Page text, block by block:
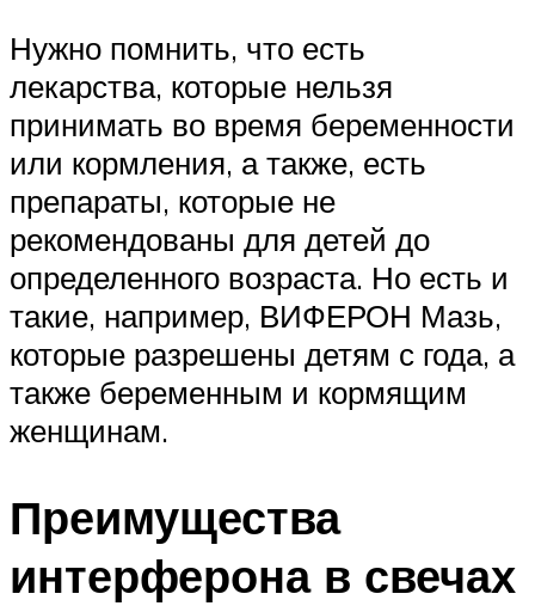
Нужно помнить, что есть
лекарства, которые нельзя
принимать во время беременности
или кормления, а также, есть
препараты, которые не
рекомендованы для детей до
определенного возраста. Но есть и
такие, например, ВИФЕРОН Мазь,
которые разрешены детям с года, а
также беременным и кормящим
женщинам.
Преимущества
интерферона в свечах